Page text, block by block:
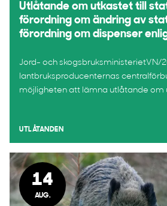
Utlåtande om utkastet till
förordning om ändring av
förordning om dispenser
Jord- och skogsbruksministerietVN/
lantbruksproducenternas
möjligheten att lämna utlåtande om
UTLÅTANDEN
14
AUG.